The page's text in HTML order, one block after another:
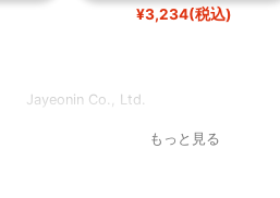
¥3,234(税込)
Jayeonin Co., Ltd.
もっと見る